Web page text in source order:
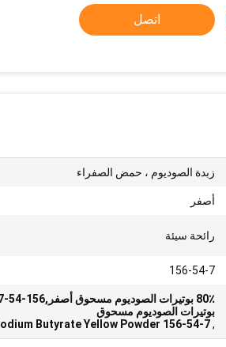
اتصل
زبدة الصوديوم ، حمض الصفراء
أصفر
رائحة سيئة
156-54-7
بوتيرات الصوديوم مسحوق
,
156-54-7 Sodium Butyrate Yellow Powder